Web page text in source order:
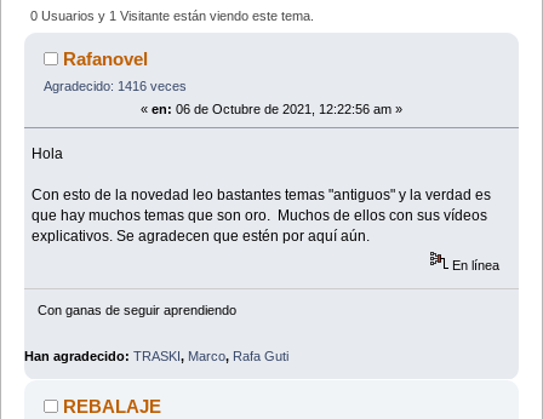
(Leído 20814 veces)
0 Usuarios y 1 Visitante están viendo este tema.
Rafanovel
Agradecido: 1416 veces
« en: 06 de Octubre de 2021, 12:22:56 am »
Hola
Con esto de la novedad leo bastantes temas "antiguos" y la verdad es
que hay muchos temas que son oro. Muchos de ellos con sus vídeos
explicativos. Se agradecen que estén por aquí aún.
En línea
Con ganas de seguir aprendiendo
Han agradecido: TRASKI, Marco, Rafa Guti
REBALAJE